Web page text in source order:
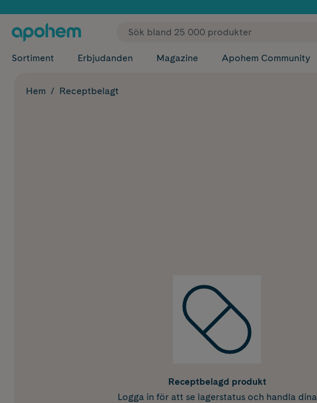
✓ Fri frakt
Sortiment Erbjudanden Magazine Apohem Community
Hem Receptbelagt
Receptbelagd produkt
Logga in för att se lagerstatus och handla dina